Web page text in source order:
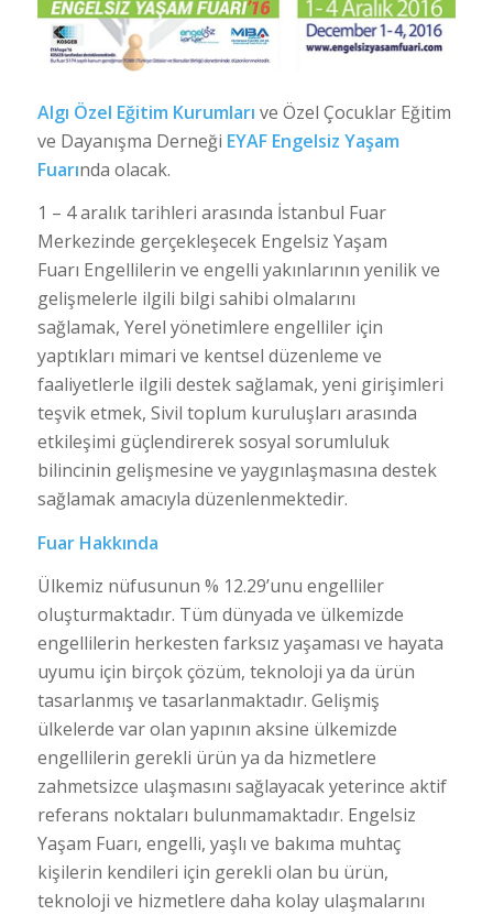
Algı Özel Eğitim Kurumları ve Özel Çocuklar Eğitim
ve Dayanışma Derneği EYAF Engelsiz Yaşam
Fuarında olacak.
1 – 4 aralık tarihleri arasında İstanbul Fuar
Merkezinde gerçekleşecek Engelsiz Yaşam
Fuarı Engellilerin ve engelli yakınlarının yenilik ve
gelişmelerle ilgili bilgi sahibi olmalarını
sağlamak, Yerel yönetimlere engelliler için
yaptıkları mimari ve kentsel düzenleme ve
faaliyetlerle ilgili destek sağlamak, yeni girişimleri
teşvik etmek, Sivil toplum kuruluşları arasında
etkileşimi güçlendirerek sosyal sorumluluk
bilincinin gelişmesine ve yaygınlaşmasına destek
sağlamak amacıyla düzenlenmektedir.
Fuar Hakkında
Ülkemiz nüfusunun % 12.29’unu engelliler
oluşturmaktadır. Tüm dünyada ve ülkemizde
engellilerin herkesten farksız yaşaması ve hayata
uyumu için birçok çözüm, teknoloji ya da ürün
tasarlanmış ve tasarlanmaktadır. Gelişmiş
ülkelerde var olan yapının aksine ülkemizde
engellilerin gerekli ürün ya da hizmetlere
zahmetsizce ulaşmasını sağlayacak yeterince aktif
referans noktaları bulunmamaktadır. Engelsiz
Yaşam Fuarı, engelli, yaşlı ve bakıma muhtaç
kişilerin kendileri için gerekli olan bu ürün,
teknoloji ve hizmetlere daha kolay ulaşmalarını